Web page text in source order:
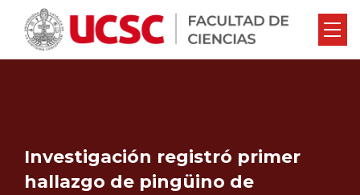
Investigación registró primer
hallazgo de pingüino de